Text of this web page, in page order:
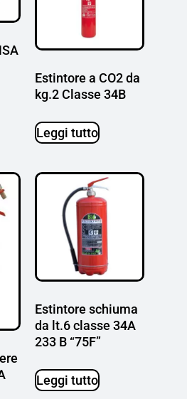
Estintore a CO2 da
kg.2 Classe 34B
Leggi tutto
Estintore schiuma
da lt.6 classe 34A
233 B “75F”
Leggi tutto